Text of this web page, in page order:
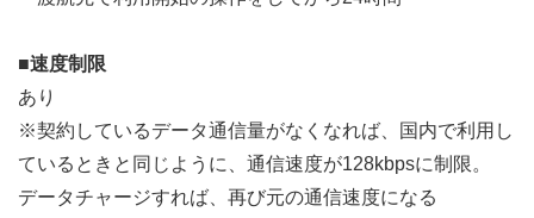
■速度制限
あり
※契約しているデータ通信量がなくなれば、国内で利用し
ているときと同じように、通信速度が128kbpsに制限。
データチャージすれば、再び元の通信速度になる